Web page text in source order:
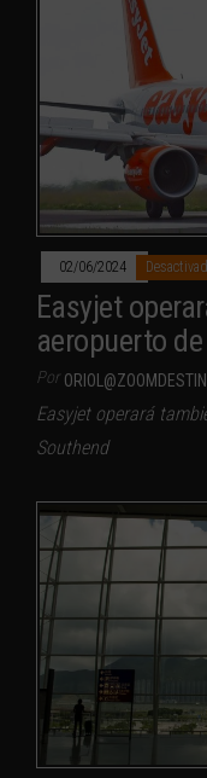
02/06/2024
Easyjet
aeropuerto
Por
Easyjet operará
Southend